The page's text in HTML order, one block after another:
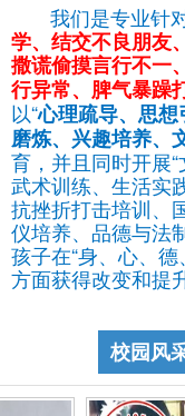
我们是专业针
学、结交不良朋友
撒谎偷摸言行不一
行异常、脾气暴躁
以“心理疏导、思
磨炼、兴趣培养、
育，并且同时开展“
武术训练、生活实
抗挫折打击培训、
仪培养、品德与法
孩子在“身、心、
方面获得改变和提
校园风